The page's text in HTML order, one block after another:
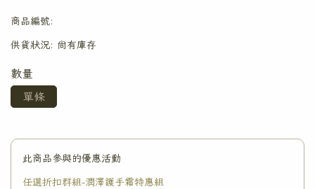
商品編號:
供貨狀況: 尚有庫存
數量
單條
此商品參與的優惠活動
任選折扣群組-潤澤護手霜特惠組